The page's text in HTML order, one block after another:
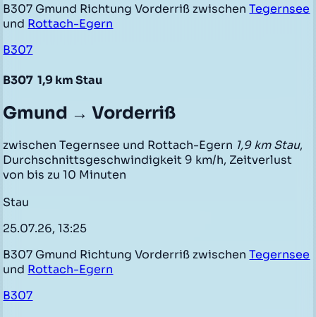
B307 Gmund Richtung Vorderriß zwischenTegernsee
und Rottach-Egern
B307
B307 1,9 km Stau
Gmund → Vorderriß
zwischen Tegernsee und Rottach-Egern 1,9 km Stau,
Durchschnittsgeschwindigkeit 9 km/h, Zeitverlust
von bis zu 10 Minuten
Stau
25.07.26, 13:25
B307 Gmund Richtung Vorderriß zwischenTegernsee
und Rottach-Egern
B307